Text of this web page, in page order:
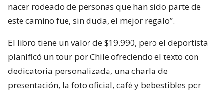
nacer rodeado de personas que han sido parte de
este camino fue, sin duda, el mejor regalo”.
El libro tiene un valor de $19.990, pero el deportista
planificó un tour por Chile ofreciendo el texto con
dedicatoria personalizada, una charla de
presentación, la foto oficial, café y bebestibles por